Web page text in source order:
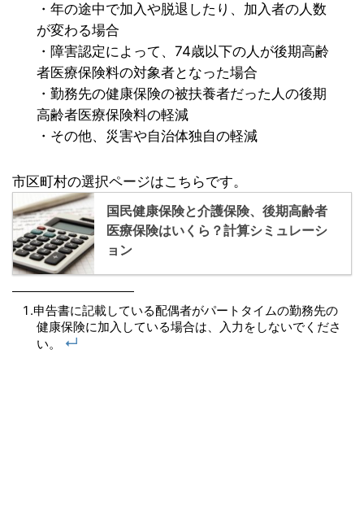
・年の途中で加入や脱退したり、加入者の人数
が変わる場合
・障害認定によって、74歳以下の人が後期高齢
者医療保険料の対象者となった場合
・勤務先の健康保険の被扶養者だった人の後期
高齢者医療保険料の軽減
・その他、災害や自治体独自の軽減
市区町村の選択ページはこちらです。
国民健康保険と介護保険、後期高齢者
医療保険はいくら？計算シミュレーシ
ョン
申告書に記載している配偶者がパートタイムの勤務先の
健康保険に加入している場合は、入力をしないでくださ
い。
↵